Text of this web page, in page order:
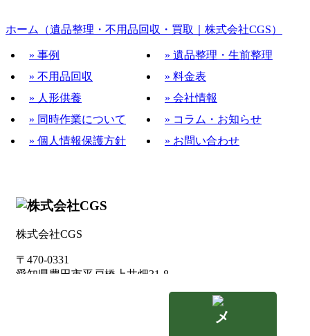
■ 2024/05/28
豊明市で『勉強机』の戸建て2階
からの【搬出・回収・買い取り
や適正処分】も、楽しい会話の
中で無事完了
ホーム（遺品整理・不用品回収・買取｜株式会社CGS）
» 事例
» 遺品整理・生前整理
» 不用品回収
» 料金表
» 人形供養
» 会社情報
» 同時作業について
» コラム・お知らせ
» 個人情報保護方針
» お問い合わせ
株式会社CGS
〒470-0331
愛知県豊田市平戸橋上井畑31-8
お問い合わせ>